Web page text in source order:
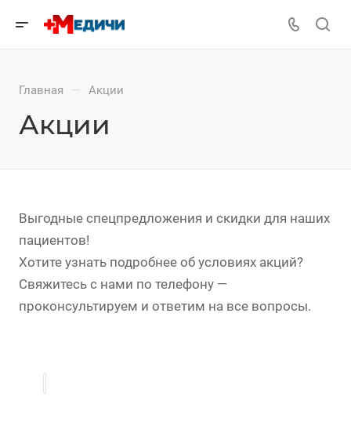
Главная — Акции
Акции
Выгодные спецпредложения и скидки для наших
пациентов!
Хотите узнать подробнее об условиях акций?
Свяжитесь с нами по телефону —
проконсультируем и ответим на все вопросы.